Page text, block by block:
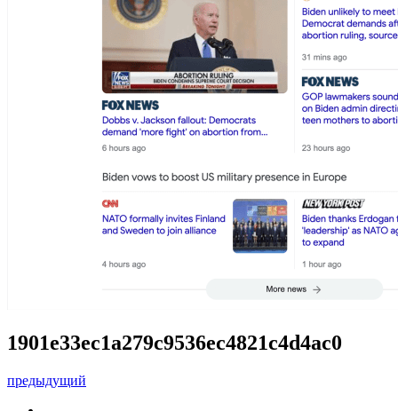
1901e33ec1a279c9536ec4821c4d4ac0
предыдущий